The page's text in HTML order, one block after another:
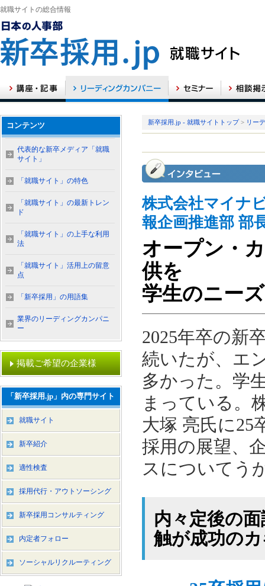
就職サイトの総合情報
新卒採用.jp - 就職サイトトップ> リー
株式会社マイナ
報企画推進部 部
オープン・
供を
学生のニー
2025年卒の新
続いたが、エ
多かった。学
まっている。
大塚 亮氏に25
採用の展望、
スについてう
内々定後の
触が成功の
コンテンツ
代表的な新卒メディア「就職
サイト」
「就職サイト」の特色
「就職サイト」の最新トレン
ド
「就職サイト」の上手な利用
法
「就職サイト」活用上の留意
点
「新卒採用」の用語集
業界のリーディングカンパニ
ー
掲載ご希望の企業様
「新卒採用.jp」内の専門サイト
就職サイト
新卒紹介
適性検査
採用代行・アウトソーシング
新卒採用コンサルティング
内定者フォロー
ソーシャルリクルーティング